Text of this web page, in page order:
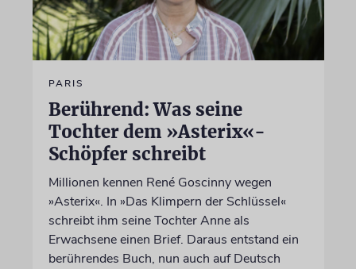
PARIS
Berührend: Was seine
Tochter dem »Asterix«-
Schöpfer schreibt
Millionen kennen René Goscinny wegen
»Asterix«. In »Das Klimpern der Schlüssel«
schreibt ihm seine Tochter Anne als
Erwachsene einen Brief. Daraus entstand ein
berührendes Buch, nun auch auf Deutsch